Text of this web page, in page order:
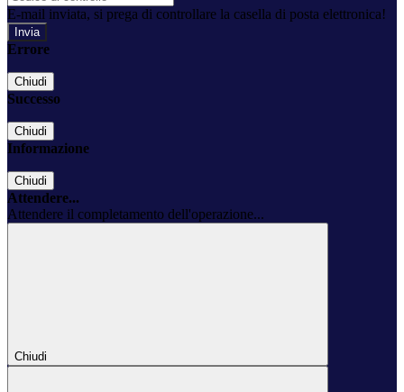
E-mail inviata, si prega di controllare la casella di posta elettronica!
Errore
Chiudi
Successo
Chiudi
Informazione
Chiudi
Attendere...
Attendere il completamento dell'operazione...
Chiudi